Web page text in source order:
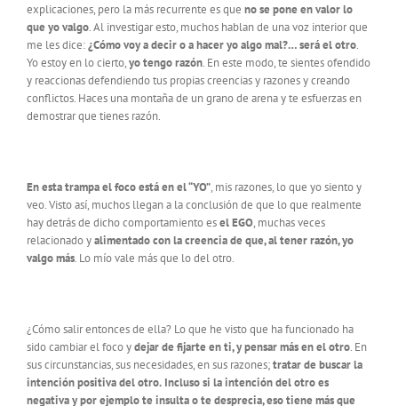
explicaciones, pero la más recurrente es que no se pone en valor lo
que yo valgo. Al investigar esto, muchos hablan de una voz interior que
me les dice:¿Cómo voy a decir o a hacer yo algo mal?… será el otro.
Yo estoy en lo cierto,yo tengo razón. En este modo, te sientes ofendido
y reaccionas defendiendo tus propias creencias y razones y creando
conflictos. Haces una montaña de un grano de arena y te esfuerzas en
demostrar que tienes razón.
En esta trampa el foco está en el “YO”, mis razones, lo que yo siento y
veo. Visto así, muchos llegan a la conclusión de que lo que realmente
hay detrás de dicho comportamiento esel EGO, muchas veces
relacionado yalimentado con la creencia de que, al tener razón, yo
valgo más. Lo mío vale más que lo del otro.
¿Cómo salir entonces de ella? Lo que he visto que ha funcionado ha
sido cambiar el foco ydejar de fijarte en ti, y pensar más en el otro. En
sus circunstancias, sus necesidades, en sus razones;tratar de buscar la
intención positiva del otro. Incluso si la intención del otro es
negativa y por ejemplo te insulta o te desprecia, eso tiene más que